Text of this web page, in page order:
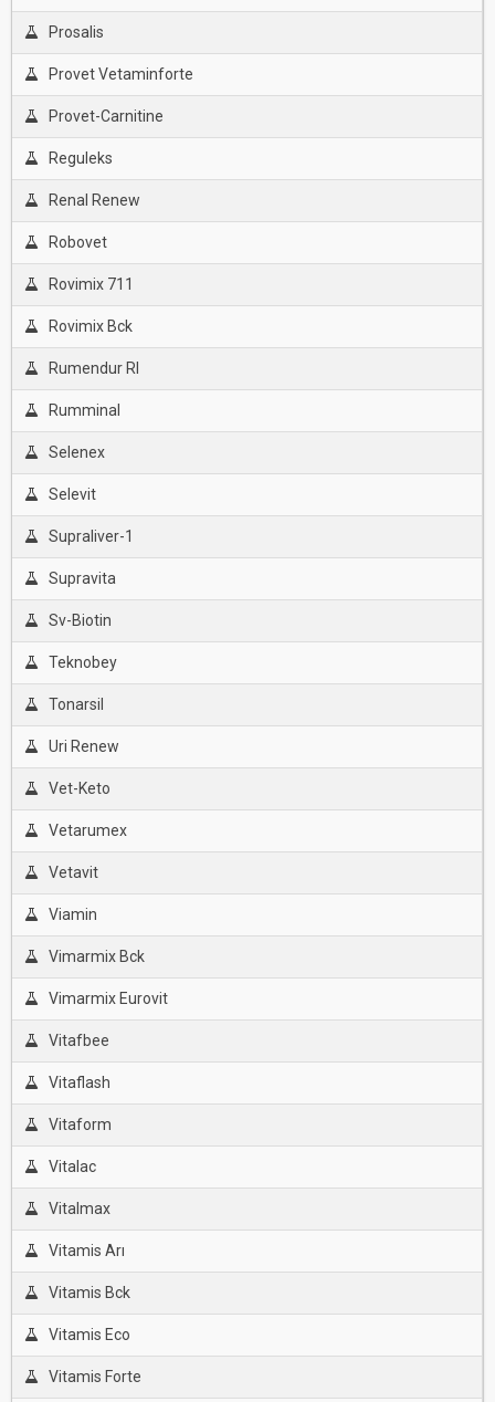
Prosalis
Provet Vetaminforte
Provet-Carnitine
Reguleks
Renal Renew
Robovet
Rovimix 711
Rovimix Bck
Rumendur Rl
Rumminal
Selenex
Selevit
Supraliver-1
Supravita
Sv-Biotin
Teknobey
Tonarsil
Uri Renew
Vet-Keto
Vetarumex
Vetavit
Viamin
Vimarmix Bck
Vimarmix Eurovit
Vitafbee
Vitaflash
Vitaform
Vitalac
Vitalmax
Vitamis Arı
Vitamis Bck
Vitamis Eco
Vitamis Forte